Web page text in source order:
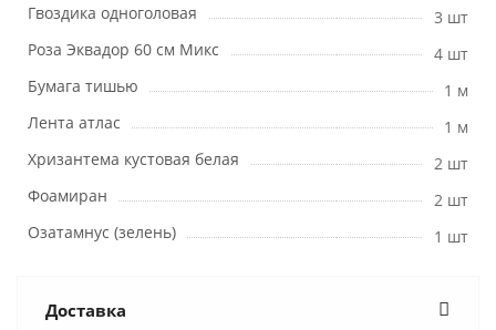
Гвоздика одноголовая
3 шт
Роза Эквадор 60 см Микс
4 шт
Бумага тишью
1 м
Лента атлас
1 м
Хризантема кустовая белая
2 шт
Фоамиран
2 шт
Озатамнус (зелень)
1 шт
Доставка